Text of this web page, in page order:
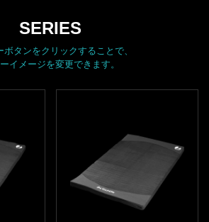
SERIES
タンをクリックすることで、
イメージを変更できます。